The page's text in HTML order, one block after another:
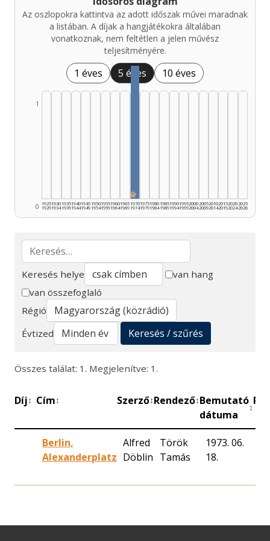
Az oszlopokra kattintva az adott időszak művei maradnak
a listában. A díjak a hangjátékokra általában
vonatkoznak, nem feltétlen a jelen művész
teljesítményére.
1 éves 5 éves 10 éves
0
1
1925
1929
1930
1934
1935
1939
1940
1944
1945
1949
1950
1954
1955
1959
1960
1964
1965
1969
★
1970
1974
1975
1979
1980
1984
1985
1989
1990
1994
1995
1999
2000
2004
2005
2009
2010
2014
2015
2019
2020
2024
2025
2026
Keresés
Keresés helye
van hang
van összefoglaló
Régió
Évtized
Keresés / szűrés
Összes találat: 1. Megjelenítve: 1.
Díj↕ Cím↕ Szerző↕Rendező↕Bemutató
dátuma
↕
Berlin,
Alexanderplatz
Alfred
Döblin
Török
Tamás
1973. 06.
18.